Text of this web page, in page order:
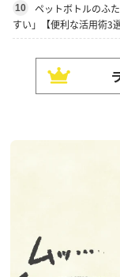
10
ペットボトルのふ
すい」【便利な活用術3選